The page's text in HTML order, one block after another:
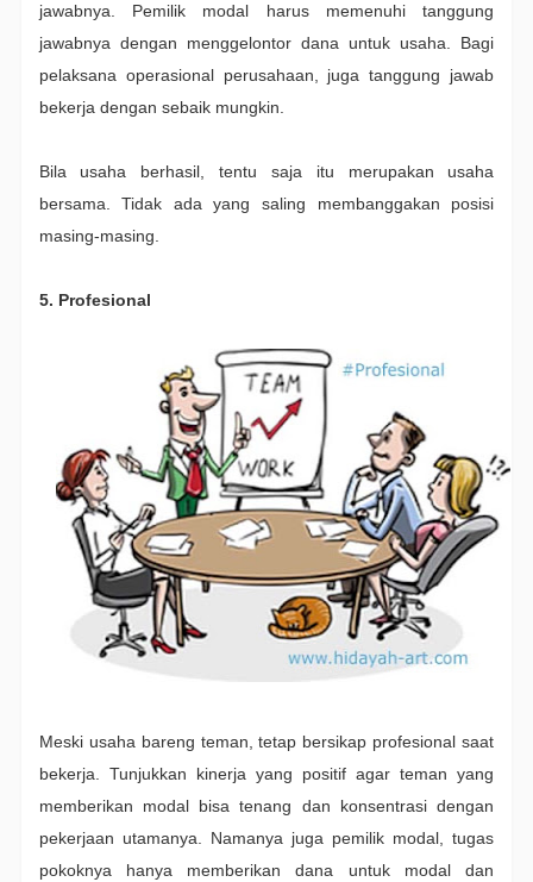
jawabnya. Pemilik modal harus memenuhi tanggung
jawabnya dengan menggelontor dana untuk usaha. Bagi
pelaksana operasional perusahaan, juga tanggung jawab
bekerja dengan sebaik mungkin.
Bila usaha berhasil, tentu saja itu merupakan usaha
bersama. Tidak ada yang saling membanggakan posisi
masing-masing.
5. Profesional
Meski usaha bareng teman, tetap bersikap profesional saat
bekerja. Tunjukkan kinerja yang positif agar teman yang
memberikan modal bisa tenang dan konsentrasi dengan
pekerjaan utamanya. Namanya juga pemilik modal, tugas
pokoknya hanya memberikan dana untuk modal dan